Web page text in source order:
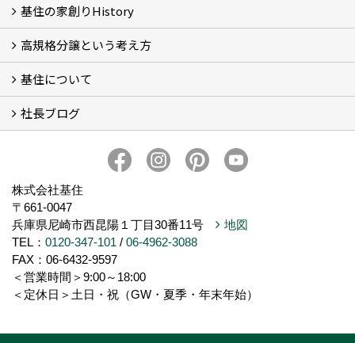
Photo Gallery
現場レポート
完工事例
お客様の声
基住の家創りHistory
基住の夢はもっと大きくもっと優しく
夢の実現へ
わが街をポートランドへ
アメノヨリミチ (3)
新築住宅事業
自然共生街創り事業
再生可能エネルギー事業
森の家コモンハウス【こもびお】
コンセプトハウス (2)
高規格分譲という考え方
高規格分譲ってなんだろう？
STUDIO KIJYU【スタジオ基住】
これからの家創り
知ってほしい１１のこと
基住について
基住について
会社概要
プライバシーポリシーについて
メンテナンスについて
トピックス
社長ブログ
株式会社基住
〒661-0047
兵庫県尼崎市西昆陽１丁目30番11号
地図
TEL： 0120-347-101 / 06-4962-3088
FAX：06-6432-9597
＜営業時間＞9:00～18:00
＜定休日＞土日・祝（GW・夏季・年末年始）